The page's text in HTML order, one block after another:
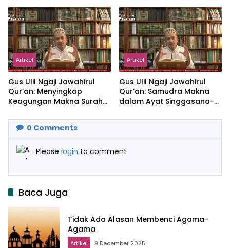
Artikel
Gus Ulil Ngaji Jawahirul
Qur’an: Menyingkap
Keagungan Makna Surah
Artikel
Gus Ulil Ngaji Jawahirul
Qur’an: Samudra Makna
dalam Ayat Singgasana-
0 Comments
Please login to comment
Baca Juga
Tidak Ada Alasan Membenci Agama-
Agama
Artikel 9 December 2025